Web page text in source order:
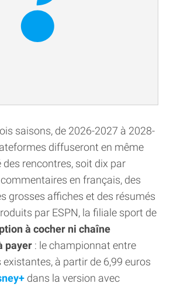
saisons, de 2026-2027 à 2028-
diffuseront en même
rencontres, soit dix par
en français, des
grosses affiches et des résumés
par ESPN, la filiale sport de
à cocher ni chaîne
payer : le championnat entre
à partir de 6,99 euros
dans la version avec